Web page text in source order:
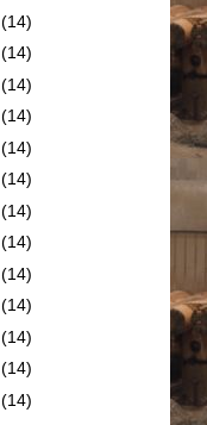
(14)
(14)
(14)
(14)
(14)
(14)
(14)
(14)
(14)
(14)
(14)
(14)
(14)